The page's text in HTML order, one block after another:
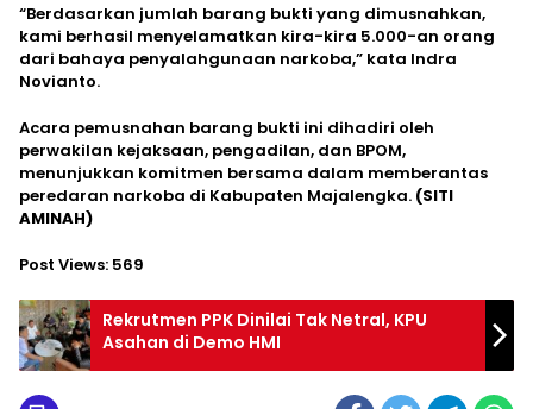
“Berdasarkan jumlah barang bukti yang dimusnahkan,
kami berhasil menyelamatkan kira-kira 5.000-an orang
dari bahaya penyalahgunaan narkoba,” kata Indra
Novianto.
Acara pemusnahan barang bukti ini dihadiri oleh
perwakilan kejaksaan, pengadilan, dan BPOM,
menunjukkan komitmen bersama dalam memberantas
peredaran narkoba di Kabupaten Majalengka. (SITI
AMINAH)
Post Views: 569
Rekrutmen PPK Dinilai Tak Netral, KPU
Asahan di Demo HMI